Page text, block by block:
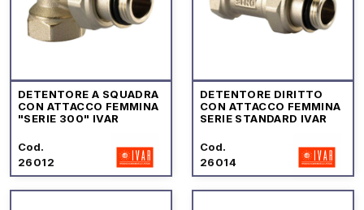
DETENTORE A SQUADRA
CON ATTACCO FEMMINA
"SERIE 300" IVAR
Cod.
26012
DETENTORE DIRITTO
CON ATTACCO FEMMINA
SERIE STANDARD IVAR
Cod.
26014